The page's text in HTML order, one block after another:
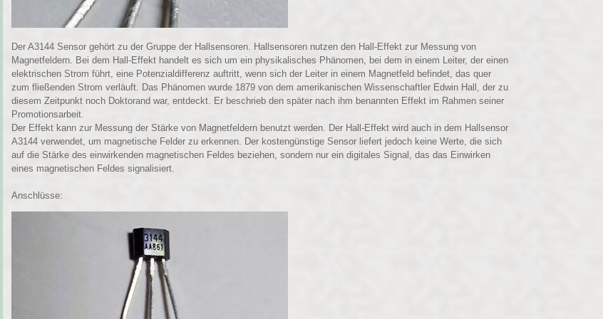
Der A3144 Sensor gehört zu der Gruppe der Hallsensoren. Hallsensoren nutzen den Hall-Effekt zur Messung von
Magnetfeldern. Bei dem Hall-Effekt handelt es sich um ein physikalisches Phänomen, bei dem in einem Leiter, der einen
elektrischen Strom führt, eine Potenzialdifferenz auftritt, wenn sich der Leiter in einem Magnetfeld befindet, das quer
zum fließenden Strom verläuft. Das Phänomen wurde 1879 von dem amerikanischen Wissenschaftler Edwin Hall, der zu
diesem Zeitpunkt noch Doktorand war, entdeckt. Er beschrieb den später nach ihm benannten Effekt im Rahmen seiner
Promotionsarbeit.
Der Effekt kann zur Messung der Stärke von Magnetfeldern benutzt werden. Der Hall-Effekt wird auch in dem Hallsensor
A3144 verwendet, um magnetische Felder zu erkennen. Der kostengünstige Sensor liefert jedoch keine Werte, die sich
auf die Stärke des einwirkenden magnetischen Feldes beziehen, sondern nur ein digitales Signal, das das Einwirken
eines magnetischen Feldes signalisiert.
Anschlüsse: